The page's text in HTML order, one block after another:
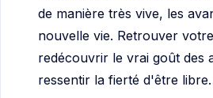
de manière très vive, les
nouvelle vie. Retrouver
redécouvrir le vrai goût des
ressentir la fierté d'être